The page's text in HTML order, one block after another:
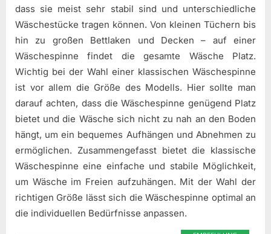
dass sie meist sehr stabil sind und unterschiedliche
Wäschestücke tragen können. Von kleinen Tüchern bis
hin zu großen Bettlaken und Decken – auf einer
Wäschespinne findet die gesamte Wäsche Platz.
Wichtig bei der Wahl einer klassischen Wäschespinne
ist vor allem die Größe des Modells. Hier sollte man
darauf achten, dass die Wäschespinne genügend Platz
bietet und die Wäsche sich nicht zu nah an den Boden
hängt, um ein bequemes Aufhängen und Abnehmen zu
ermöglichen. Zusammengefasst bietet die klassische
Wäschespinne eine einfache und stabile Möglichkeit,
um Wäsche im Freien aufzuhängen. Mit der Wahl der
richtigen Größe lässt sich die Wäschespinne optimal an
die individuellen Bedürfnisse anpassen.